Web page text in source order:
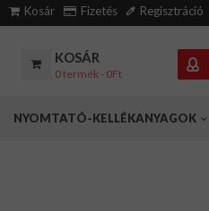
Kosár Fizetés Regisztráció
KOSÁR
0 termék - 0Ft
NYOMTATÓ-KELLÉKANYAGOK